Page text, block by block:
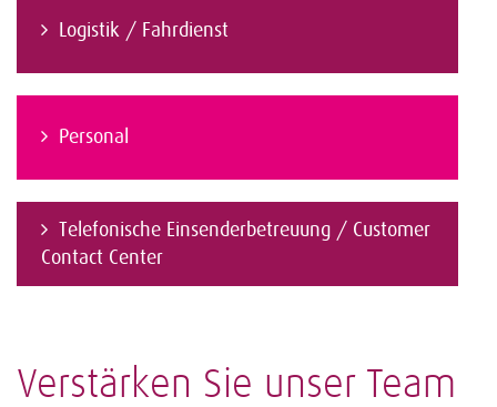
Logistik / Fahrdienst
Personal
Telefonische Einsenderbetreuung / Customer
Contact Center
Verstärken Sie unser Team